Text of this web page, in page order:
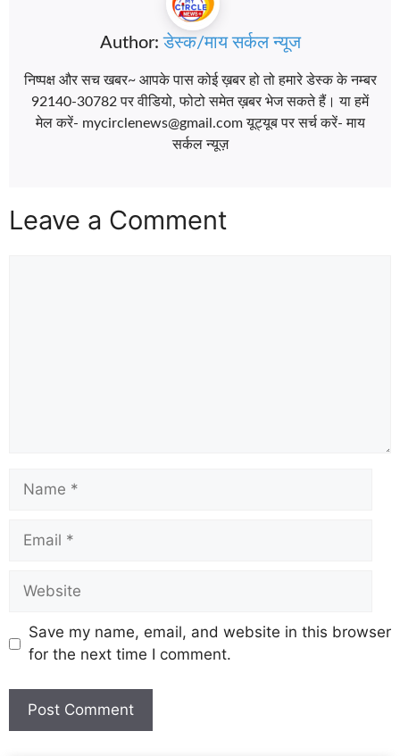
Author:डेस्क/माय सर्कल न्यूज
निष्पक्ष और सच खबर~ आपके पास कोई ख़बर हो तो हमारे डेस्क के नम्बर
92140-30782 पर वीडियो, फोटो समेत ख़बर भेज सकते हैं। या हमें
मेल करें- mycirclenews@gmail.com यूट्यूब पर सर्च करें- माय
सर्कल न्यूज़
Leave a Comment
Save my name, email, and website in this browser
for the next time I comment.